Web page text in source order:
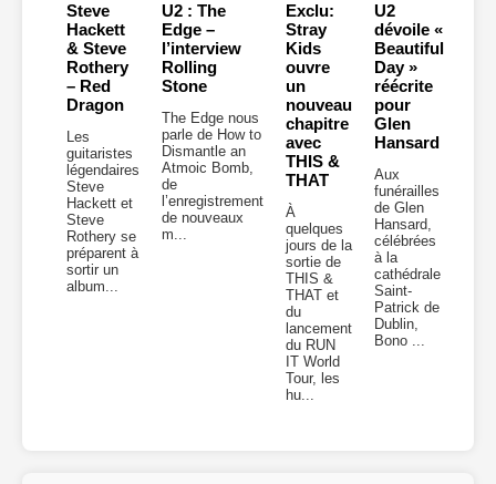
Steve
Hackett
& Steve
Rothery
– Red
Dragon
Les
guitaristes
légendaires
Steve
Hackett et
Steve
Rothery se
préparent à
sortir un
album...
U2 : The
Edge –
l’interview
Rolling
Stone
The Edge nous
parle de How to
Dismantle an
Atmoic Bomb,
de
l’enregistrement
de nouveaux
m...
Exclu:
Stray
Kids
ouvre
un
nouveau
chapitre
avec
THIS &
THAT
À
quelques
jours de la
sortie de
THIS &
THAT et
du
lancement
du RUN
IT World
Tour, les
hu...
U2
dévoile «
Beautiful
Day »
réécrite
pour
Glen
Hansard
Aux
funérailles
de Glen
Hansard,
célébrées
à la
cathédrale
Saint-
Patrick de
Dublin,
Bono ...